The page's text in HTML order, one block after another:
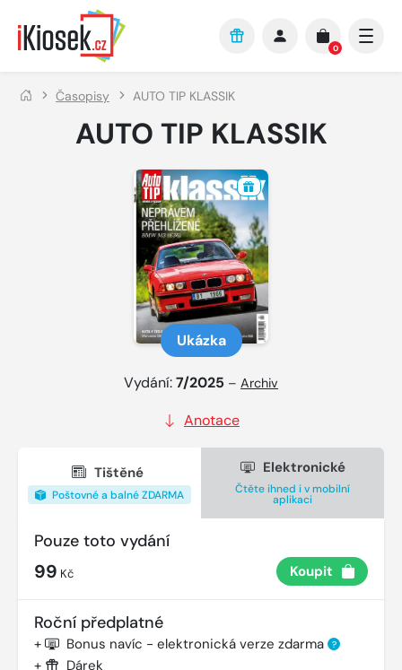
Přejít na hlavní obsah
0
Časopisy AUTO TIP KLASSIK
AUTO TIP KLASSIK
Ukázka
Vydání:7/2025 – Archiv
Anotace
Tištěné
Poštovné a balné ZDARMA
Elektronické
Čtěte ihned i v mobilní
aplikaci
Pouze toto vydání
99 Kč Koupit
Roční předplatné
+ Bonus navíc - elektronická verze zdarma ?
+ Dárek